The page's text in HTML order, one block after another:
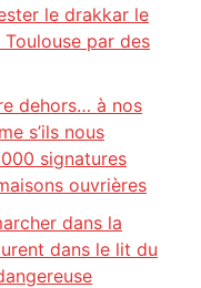
le drakkar le
par des
dehors… à nos
s’ils nous
signatures
ouvrières
dans la
dans le lit du